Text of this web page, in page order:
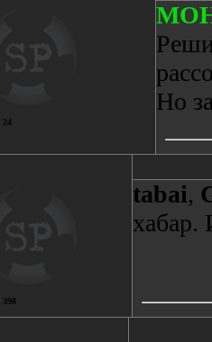
24
Но
398
tabai,
хабар.